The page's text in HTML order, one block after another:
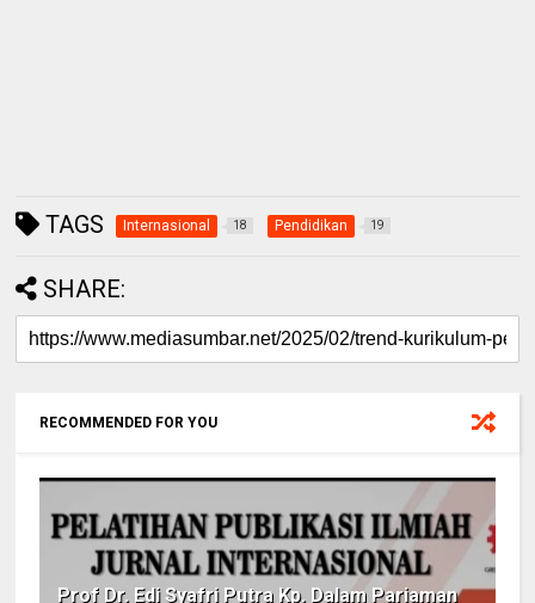
TAGS Internasional 18 Pendidikan 19
SHARE:
RECOMMENDED FOR YOU
Prof Dr. Edi Syafri Putra Kp. Dalam Pariaman